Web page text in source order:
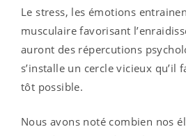
Le stress, les émotions
musculaire favorisant
auront des répercutions
s’installe un cercle vicieux qu’il
tôt possible.
Nous avons noté combien nos